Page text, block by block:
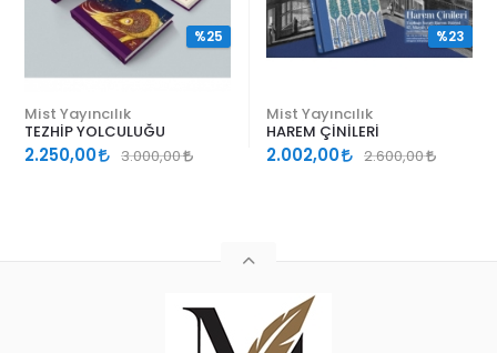
Mist Yayıncılık
TEZHİP YOLCULUĞU
2.250,00 3.000,00
%25
Mist Yayıncılık
HAREM ÇİNİLERİ
2.002,00 2.600,00
%23